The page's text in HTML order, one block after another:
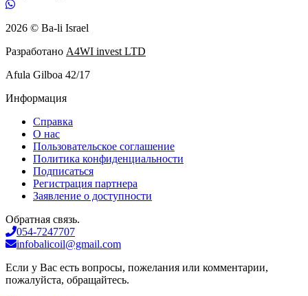
2026 © Ba-li Israel
Разработано A4WI invest LTD
Afula Gilboa 42/17
Информация
Справка
О нас
Пользовательское соглашение
Политика конфиденциальности
Подписаться
Регистрация партнера
Заявление о доступности
Обратная связь.
054-7247707
infobalicoil@gmail.com
Если у Вас есть вопросы, пожелания или комментарии,
пожалуйста, обращайтесь.